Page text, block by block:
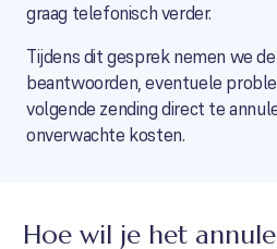
graag telefonisch verder.
Tijdens dit gesprek nemen we
beantwoorden, eventuele
volgende zending direct te
onverwachte kosten.
Hoe wil je het